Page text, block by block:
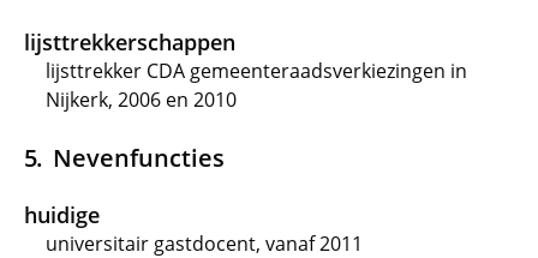
lijsttrekkerschappen
lijsttrekker CDA gemeenteraadsverkiezingen in
Nijkerk, 2006 en 2010
Nevenfuncties
huidige
universitair gastdocent, vanaf 2011